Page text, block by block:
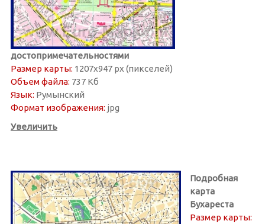
достопримечательностями
Размер карты: 1207х947 px (пикселей)
Объем файла: 737 Кб
Язык: Румынский
Формат изображения: jpg
Увеличить
Подробная
карта
Бухареста
Размер карты: